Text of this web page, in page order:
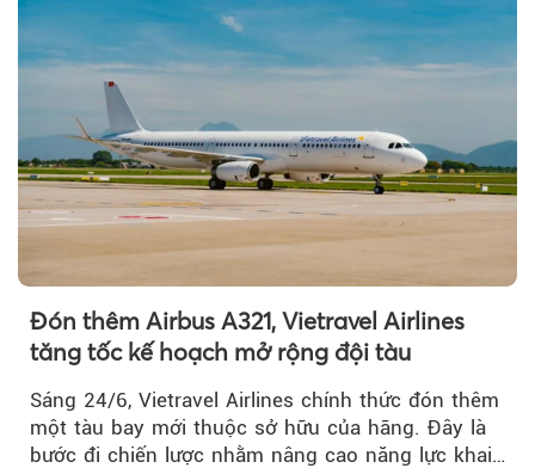
Đón thêm Airbus A321, Vietravel Airlines
tăng tốc kế hoạch mở rộng đội tàu
Sáng 24/6, Vietravel Airlines chính thức đón thêm
một tàu bay mới thuộc sở hữu của hãng. Đây là
bước đi chiến lược nhằm nâng cao năng lực khai